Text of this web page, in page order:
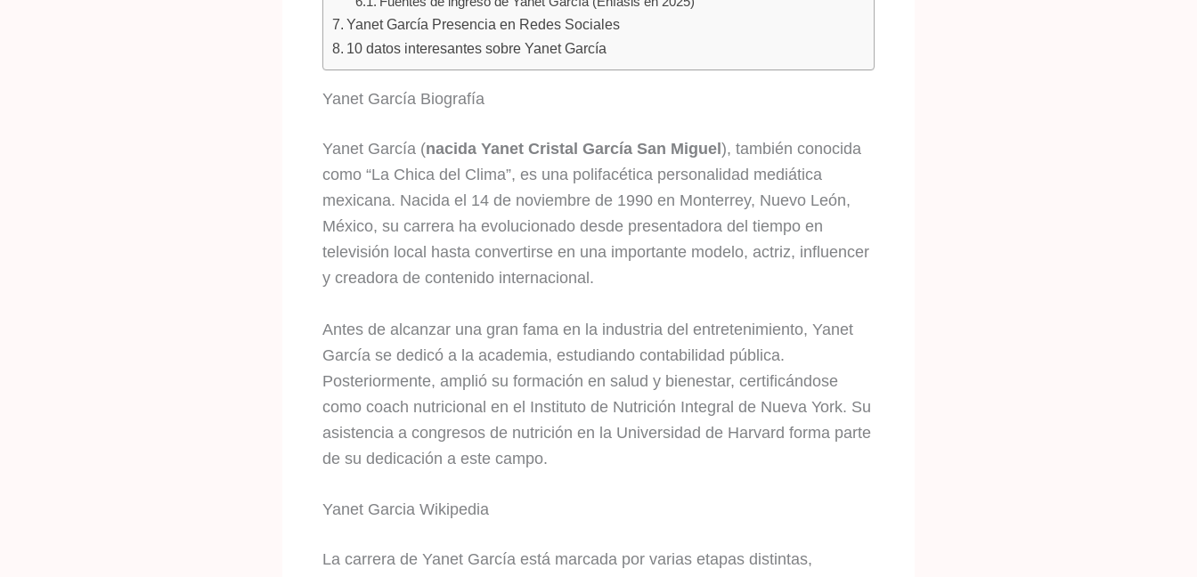
Yanet García Presencia en Redes Sociales
10 datos interesantes sobre Yanet García
Yanet García Biografía
Yanet García (nacida Yanet Cristal García San Miguel), también conocida
como “La Chica del Clima”, es una polifacética personalidad mediática
mexicana. Nacida el 14 de noviembre de 1990 en Monterrey, Nuevo León,
México, su carrera ha evolucionado desde presentadora del tiempo en
televisión local hasta convertirse en una importante modelo, actriz, influencer
y creadora de contenido internacional.
Antes de alcanzar una gran fama en la industria del entretenimiento, Yanet
García se dedicó a la academia, estudiando contabilidad pública.
Posteriormente, amplió su formación en salud y bienestar, certificándose
como coach nutricional en el Instituto de Nutrición Integral de Nueva York. Su
asistencia a congresos de nutrición en la Universidad de Harvard forma parte
de su dedicación a este campo.
Yanet Garcia Wikipedia
La carrera de Yanet García está marcada por varias etapas distintas,